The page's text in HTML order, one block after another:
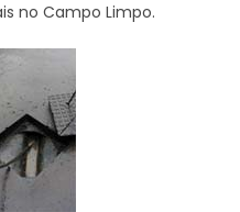
no Campo Limpo.